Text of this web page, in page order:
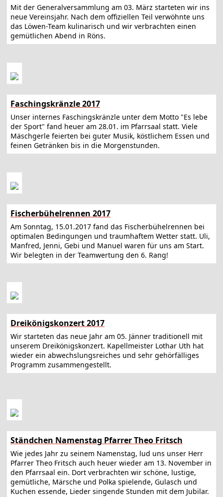
Mit der Generalversammlung am 03. März starteten wir ins
neue Vereinsjahr. Nach dem offiziellen Teil verwöhnte uns
das Löwen-Team kulinarisch und wir verbrachten einen
gemütlichen Abend in Röns.
Faschingskränzle 2017
Unser internes Faschingskränzle unter dem Motto "Es lebe
der Sport" fand heuer am 28.01. im Pfarrsaal statt. Viele
Mäschgerle feierten bei guter Musik, köstlichem Essen und
feinen Getränken bis in die Morgenstunden.
Fischerbühelrennen 2017
Am Sonntag, 15.01.2017 fand das Fischerbühelrennen bei
optimalen Bedingungen und traumhaftem Wetter statt. Uli,
Manfred, Jenni, Gebi und Manuel waren für uns am Start.
Wir belegten in der Teamwertung den 6. Rang!
Dreikönigskonzert 2017
Wir starteten das neue Jahr am 05. Jänner traditionell mit
unserem Dreikönigskonzert. Kapellmeister Lothar Uth hat
wieder ein abwechslungsreiches und sehr gehörfälliges
Programm zusammengestellt.
Ständchen Namenstag Pfarrer Theo Fritsch
Wie jedes Jahr zu seinem Namenstag, lud uns unser Herr
Pfarrer Theo Fritsch auch heuer wieder am 13. November in
den Pfarrsaal ein. Dort verbrachten wir schöne, lustige,
gemütliche, Märsche und Polka spielende, Gulasch und
Kuchen essende, Lieder singende Stunden mit dem Jubilar.